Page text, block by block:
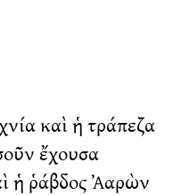
καὶ ἡ τράπεζα
ἔχουσα
ἡ ῥάβδος Ἀαρὼν